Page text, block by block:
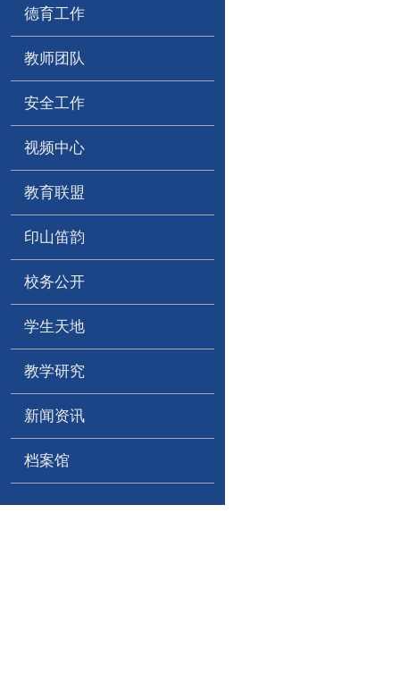
德育工作
教师团队
安全工作
视频中心
教育联盟
印山笛韵
校务公开
学生天地
教学研究
新闻资讯
档案馆